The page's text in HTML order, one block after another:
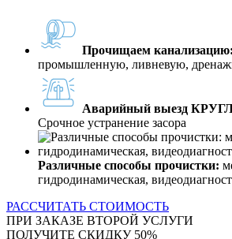
Прочищаем канализацию:
промышленную, ливневую,
Аварийный выезд
Срочное устранение засора
Различные способы прочистки:
гидродинамическая,
РАССЧИТАТЬ СТОИМОСТЬ
ПРИ ЗАКАЗЕ ВТОРОЙ УСЛУГИ
ПОЛУЧИТЕ СКИДКУ 50%